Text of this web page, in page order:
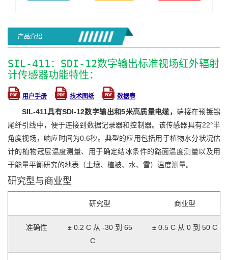
产品介绍
SIL-411：SDI-12数字输出标准视场红外辐射
计传感器功能特性：
用户手册 技术图纸 数据表
SIL-411具有SDI-12数字输出和5米高质量电缆，端接在预镀锡
尾纤引线中，便于连接到数据记录器和控制器。该传感器具有22°半
角度视场，响应时间为0.6秒。典型的应用包括用于植物水分状况估
计的植物冠层温度测量、用于确定结冰条件的路面温度测量以及用
于能量平衡研究的地表（土壤、植被、水、雪）温度测量。
研究型与商业型
研究型 商业型
准确性
± 0.2 C 从 -30 到 65
C
± 0.5 C 从 0 到 50 C